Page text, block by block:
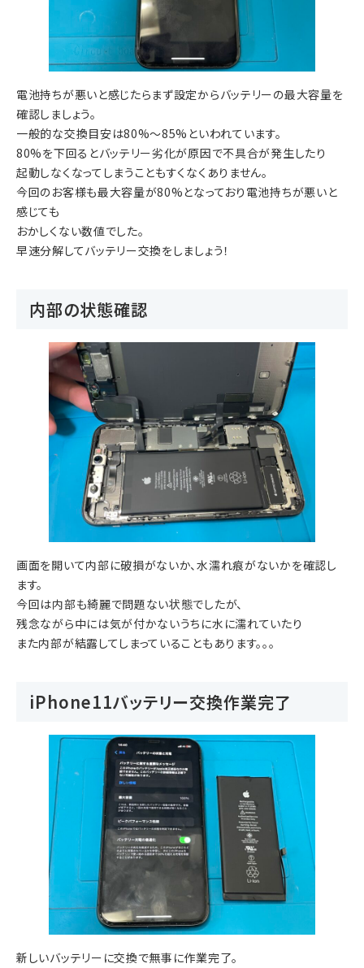
電池持ちが悪いと感じたらまず設定からバッテリーの最大容量を
確認しましょう。
一般的な交換目安は80%〜85%といわれています。
80%を下回るとバッテリー劣化が原因で不具合が発生したり
起動しなくなってしまうこともすくなくありません。
今回のお客様も最大容量が80%となっており電池持ちが悪いと
感じても
おかしくない数値でした。
早速分解してバッテリー交換をしましょう！
内部の状態確認
画面を開いて内部に破損がないか、水濡れ痕がないかを確認し
ます。
今回は内部も綺麗で問題ない状態でしたが、
残念ながら中には気が付かないうちに水に濡れていたり
また内部が結露してしまっていることもあります。。。
iPhone11バッテリー交換作業完了
新しいバッテリーに交換で無事に作業完了。